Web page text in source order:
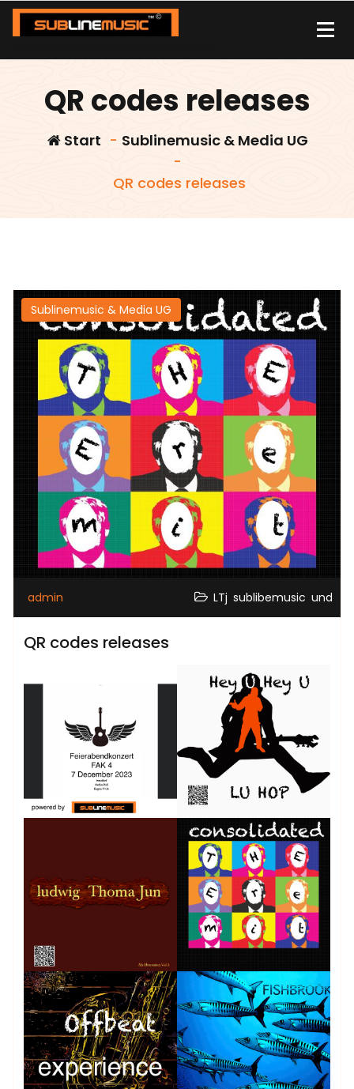
Zum
Inhalt
QR codes releases
Start - Sublinemusic & Media UG
-
QR codes releases
Sublinemusic & Media UG
admin LTj sublibemusic und
QR codes releases